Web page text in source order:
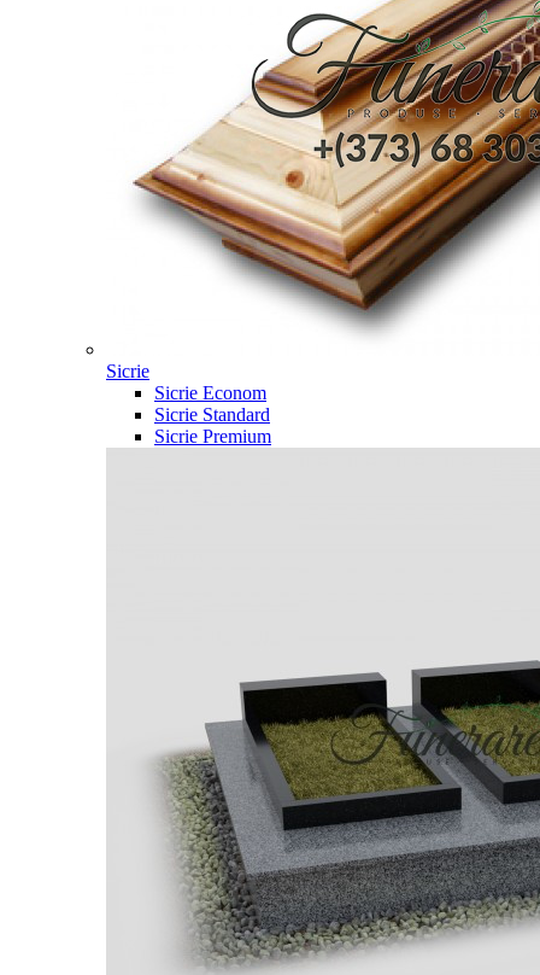
Sicrie
Sicrie Econom
Sicrie Standard
Sicrie Premium